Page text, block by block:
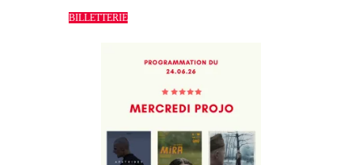
BILLETTERIE